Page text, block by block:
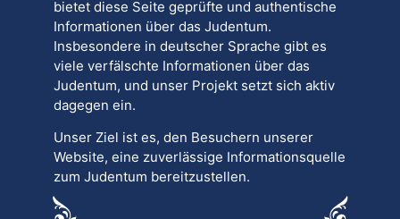
bietet diese Seite geprüfte und authentische
Informationen über das Judentum.
Insbesondere in deutscher Sprache gibt es
viele verfälschte Informationen über das
Judentum, und unser Projekt setzt sich aktiv
dagegen ein.
Unser Ziel ist es, den Besuchern unserer
Website, eine zuverlässige Informationsquelle
zum Judentum bereitzustellen.